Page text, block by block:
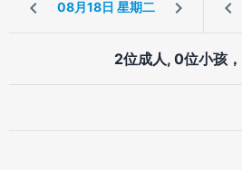
2位成人, 0位小孩